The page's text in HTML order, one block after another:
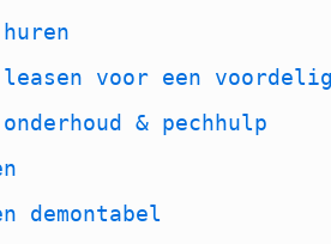
leasen voor een
& pechhulp
demontabel